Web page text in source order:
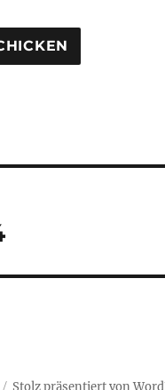
Stolz präsentiert von